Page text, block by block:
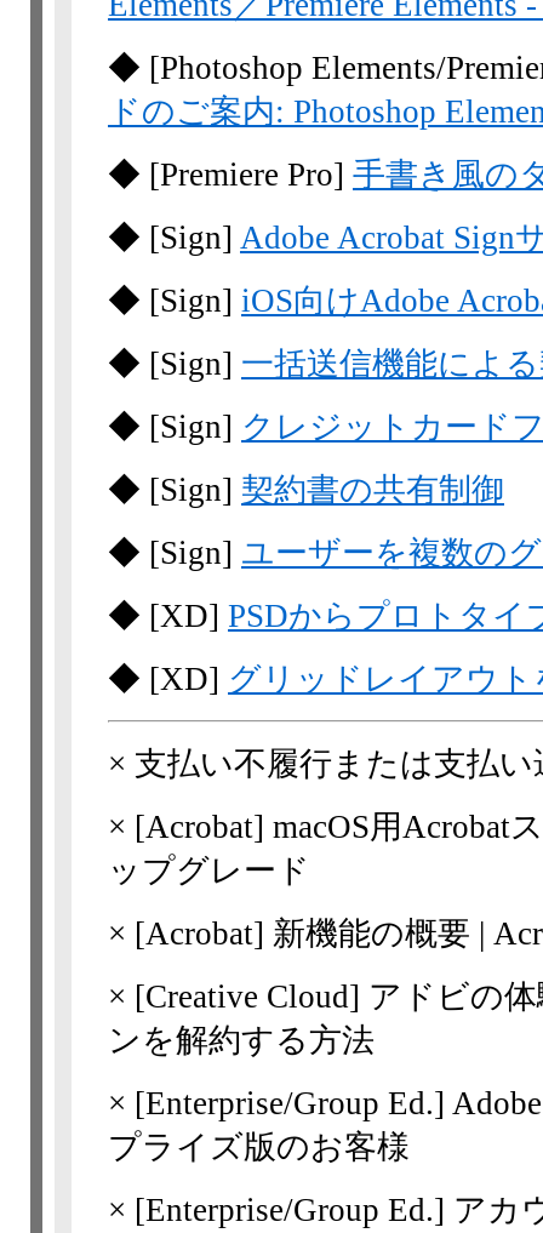
◆ [Photoshop Elements/
ドのご案内: Photoshop
◆ [Premiere Pro] 手書き風の
◆ [Sign] Adobe Acrobat Sign
◆ [Sign] iOS向けAdobe
◆ [Sign] 一括送信機能によ
◆ [Sign] クレジットカード
◆ [Sign] 契約書の共有制御
◆ [Sign] ユーザーを複数の
◆ [XD] PSDからプロトタイ
◆ [XD] グリッドレイアウト
× 支払い不履行または支払い
× [Acrobat] macOS用Acrobat
ップグレード
× [Acrobat] 新機能の概要 |
× [Creative Cloud] アドビの
ンを解約する方法
× [Enterprise/Group Ed.]
プライズ版のお客様
× [Enterprise/Group Ed.] アカ